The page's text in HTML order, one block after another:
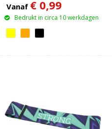
Vanaf € 0,99
Bedrukt in circa 10 werkdagen